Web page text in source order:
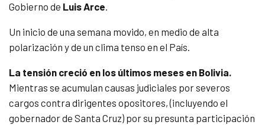
Gobierno de Luis Arce.
Un inicio de una semana movido, en medio de alta
polarización y de un clima tenso en el País.
La tensión creció en los últimos meses en Bolivia.
Mientras se acumulan causas judiciales por severos
cargos contra dirigentes opositores, (incluyendo el
gobernador de Santa Cruz) por su presunta participación